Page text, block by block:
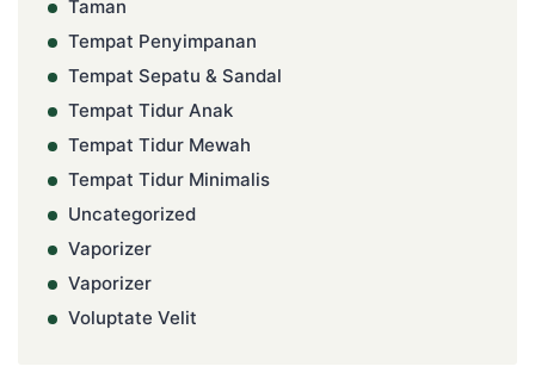
Taman
Tempat Penyimpanan
Tempat Sepatu & Sandal
Tempat Tidur Anak
Tempat Tidur Mewah
Tempat Tidur Minimalis
Uncategorized
Vaporizer
Vaporizer
Voluptate Velit